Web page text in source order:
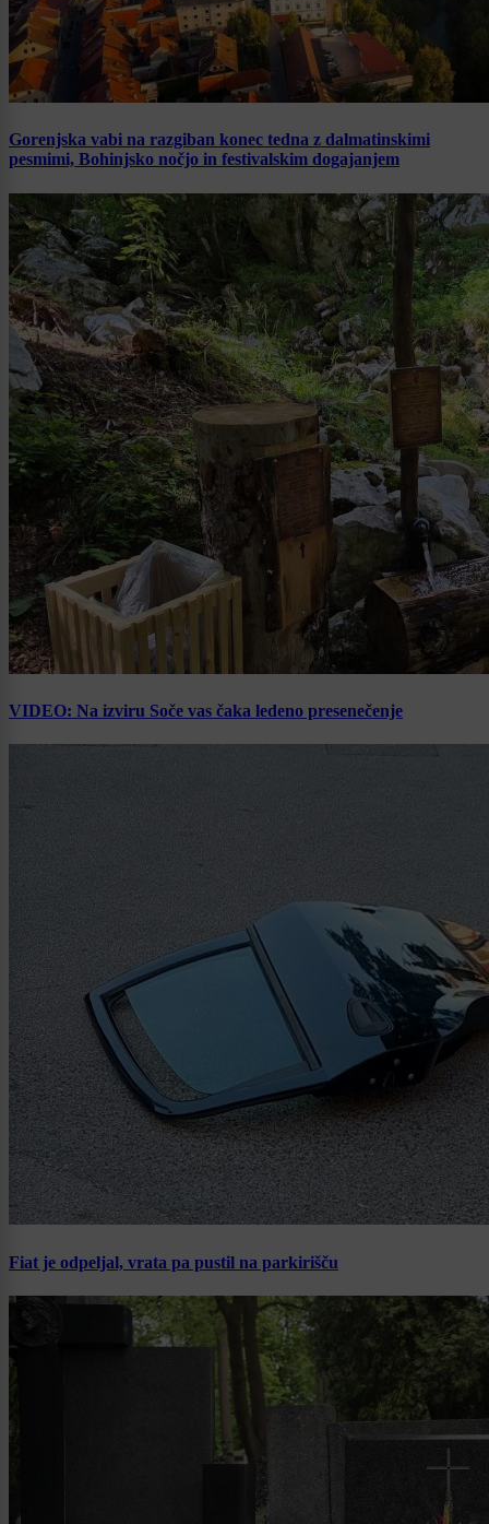
Gorenjska vabi na razgiban konec tedna z dalmatinskimi
pesmimi, Bohinjsko nočjo in festivalskim dogajanjem
VIDEO: Na izviru Soče vas čaka ledeno presenečenje
Fiat je odpeljal, vrata pa pustil na parkirišču